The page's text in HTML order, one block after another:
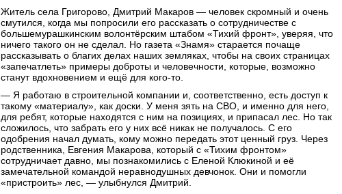
Житель села Григорово, Дмитрий Макаров — человек скромный и очень
смутился, когда мы попросили его рассказать о сотрудничестве с
большемурашкинским волонтёрским штабом «Тихий фронт», уверяя, что
ничего такого он не сделал. Но газета «Знамя» старается почаще
рассказывать о благих делах наших земляках, чтобы на своих страницах
«запечатлеть» примеры доброты и человечности, которые, возможно
станут вдохновением и ещё для кого-то.
— Я работаю в строительной компании и, соответственно, есть доступ к
такому «материалу», как доски. У меня зять на СВО, и именно для него,
для ребят, которые находятся с ним на позициях, и припасал лес. Но так
сложилось, что забрать его у них всё никак не получалось. С его
одобрения начал думать, кому можно передать этот ценный груз. Через
родственника, Евгения Макарова, который с «Тихим фронтом»
сотрудничает давно, мы познакомились с Еленой Клюкиной и её
замечательной командой неравнодушных девчонок. Они и помогли
«пристроить» лес, — улыбнулся Дмитрий.